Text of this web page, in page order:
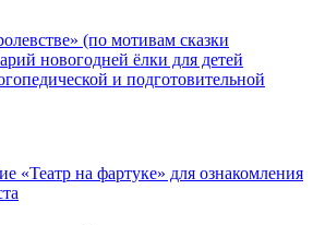
(по мотивам сказки
новогодней ёлки для детей
и подготовительной
«Театр на фартуке» для ознакомления